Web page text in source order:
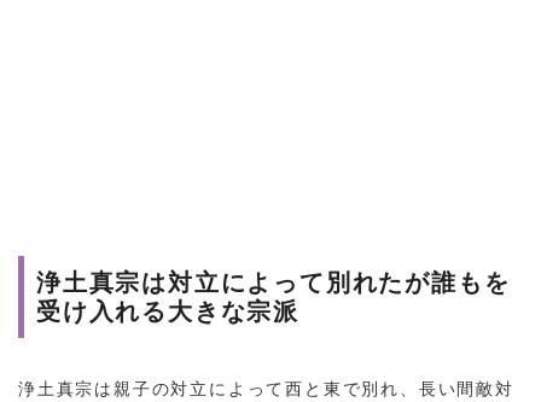
浄土真宗は対立によって別れたが誰もを
受け入れる大きな宗派
浄土真宗は親子の対立によって西と東で別れ、長い間敵対